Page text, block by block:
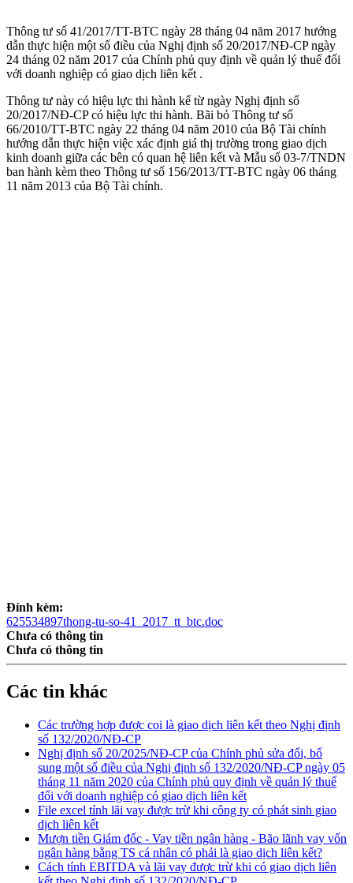
Thông tư số 41/2017/TT-BTC ngày 28 tháng 04 năm 2017 hướng
dẫn thực hiện một số điều của Nghị định số 20/2017/NĐ-CP ngày
24 tháng 02 năm 2017 của Chính phủ quy định về quản lý thuế đối
với doanh nghiệp có giao dịch liên kết .
Thông tư này có hiệu lực thi hành kể từ ngày Nghị định số
20/2017/NĐ-CP có hiệu lực thi hành. Bãi bỏ Thông tư số
66/2010/TT-BTC ngày 22 tháng 04 năm 2010 của Bộ Tài chính
hướng dẫn thực hiện việc xác định giá thị trường trong giao dịch
kinh doanh giữa các bên có quan hệ liên kết và Mẫu số 03-7/TNDN
ban hành kèm theo Thông tư số 156/2013/TT-BTC ngày 06 tháng
11 năm 2013 của Bộ Tài chính.
Đính kèm:
625534897thong-tu-so-41_2017_tt_btc.doc
Chưa có thông tin
Chưa có thông tin
Các tin khác
Các trường hợp được coi là giao dịch liên kết theo Nghị định
số 132/2020/NĐ-CP
Nghị định số 20/2025/NĐ-CP của Chính phủ sửa đổi, bổ
sung một số điều của Nghị định số 132/2020/NĐ-CP ngày 05
tháng 11 năm 2020 của Chính phủ quy định về quản lý thuế
đối với doanh nghiệp có giao dịch liên kết
File excel tính lãi vay được trừ khi công ty có phát sinh giao
dịch liên kết
Mượn tiền Giám đốc - Vay tiền ngân hàng - Bão lãnh vay vốn
ngân hàng bằng TS cá nhân có phải là giao dịch liên kết?
Cách tính EBITDA và lãi vay được trừ khi có giao dịch liên